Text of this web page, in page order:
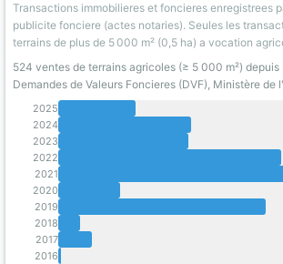
Transactions immobilieres et foncieres enregistrees
publicite fonciere (actes notaries). Seules les
terrains de plus de 5 000 m² (0,5 ha) a vocation
524 ventes de terrains agricoles (≥ 5 000 m²) depuis
Demandes de Valeurs Foncieres (DVF), Ministère de
2025
2024
2023
2022
2021
2020
2019
2018
2017
2016